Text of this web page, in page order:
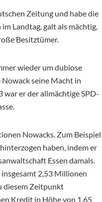
Zeitung und habe die
Landtag, galt als mächtig,
Besitztümer.
wieder um dubiose
Nowack seine Macht in
war er der allmächtige SPD-
Nowacks. Zum Beispiel
haben, indem er
Essen damals.
2,53 Millionen
diesem Zeitpunkt
Kredit in Höhe von 1,65